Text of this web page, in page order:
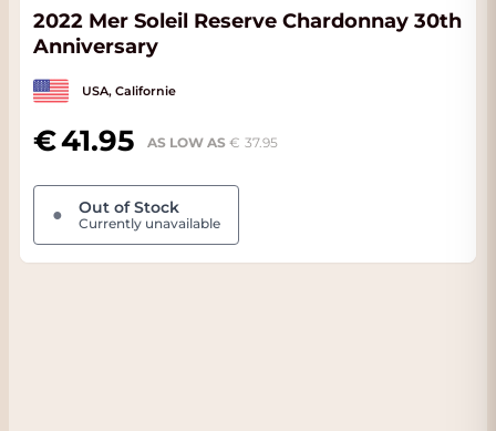
2022 Mer Soleil Reserve Chardonnay 30th
Anniversary
USA, Californie
41.95 AS LOW AS 37.95
● Out of Stock
Currently unavailable